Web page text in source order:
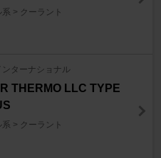
> クーラント
ンターナショナル
THERMO LLC TYPE
> クーラント